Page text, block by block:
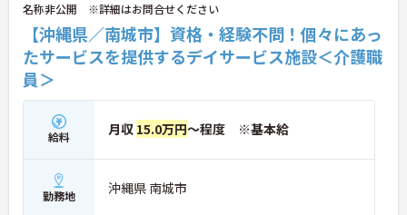
名称非公開 ※詳細はお問合せください
【沖縄県／南城市】資格・経験不問！個々にあっ
たサービスを提供するデイサービス施設＜介護職
員＞
給料 月収 15.0万円～程度 ※基本給
勤務地 沖縄県 南城市